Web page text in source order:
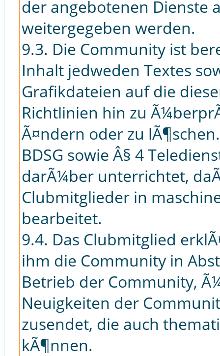
der angebotenen Dienste
weitergegeben werden.
9.3. Die Community ist
Inhalt jedweden Textes
Grafikdateien auf die
Richtlinien hin zu
Ã¤ndern oder zu
BDSG sowie Â§ 4
darÃ¼ber unterrichtet,
Clubmitglieder in
bearbeitet.
9.4. Das Clubmitglied
ihm die Community in
Betrieb der Community,
Neuigkeiten der
zusendet, die auch
kÃ¶nnen.